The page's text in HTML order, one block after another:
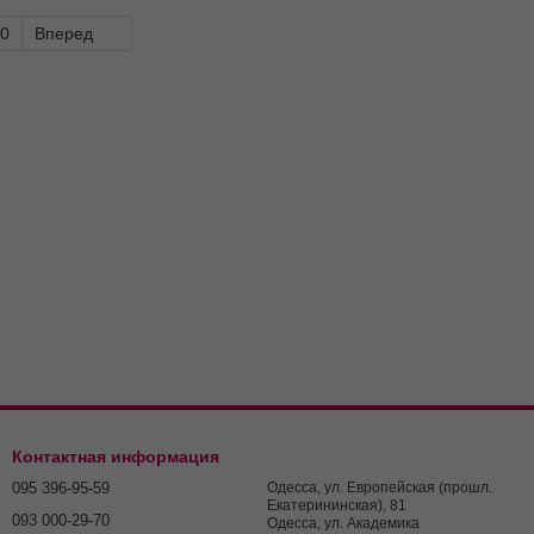
технология и использование надлежащих
вида, в зависимости от материалов, из которых
Вперед
Контактная информация
095 396-95-59
093 000-29-70
Одесса, ул. Европейская (прошл.
Екатерининская), 81
Одесса, ул. Академика